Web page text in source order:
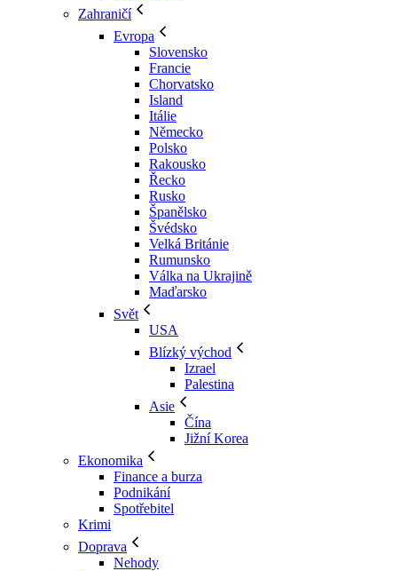
Zahraničí
Evropa
Slovensko
Francie
Chorvatsko
Island
Itálie
Německo
Polsko
Rakousko
Řecko
Rusko
Španělsko
Švédsko
Velká Británie
Rumunsko
Válka na Ukrajině
Maďarsko
Svět
USA
Blízký východ
Izrael
Palestina
Asie
Čína
Jižní Korea
Ekonomika
Finance a burza
Podnikání
Spotřebitel
Krimi
Doprava
Nehody